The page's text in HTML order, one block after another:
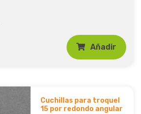
Añadir
Cuchillas para troquel
15 por redondo angular